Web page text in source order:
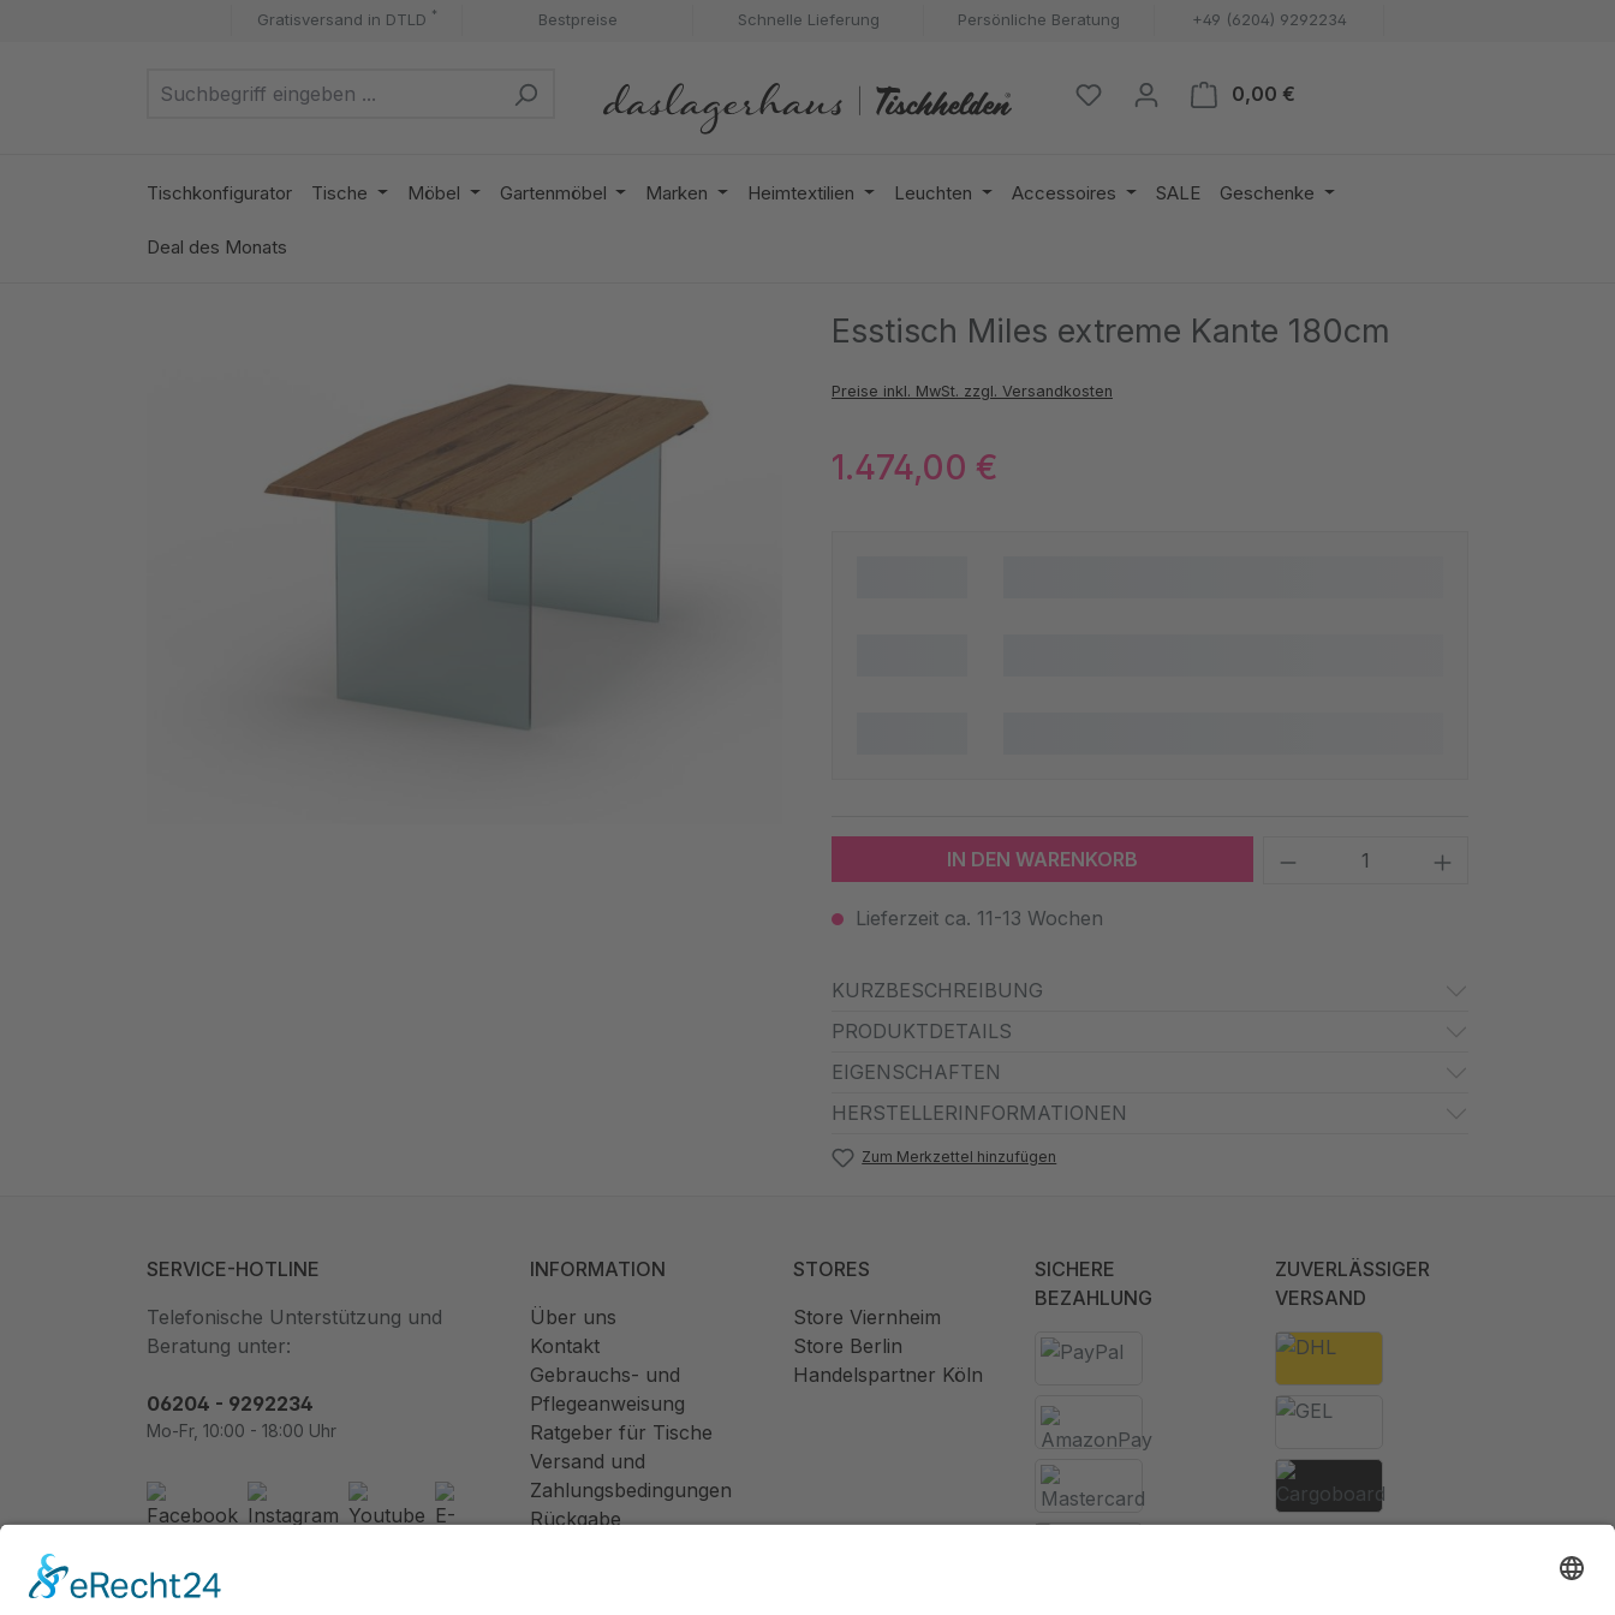
Zur Hauptnavigation springenGratisversand in DTLD * Bestpreise Schnelle Lieferung Persönliche Beratung +49 (6204) 9292234
0,00 €
Tischkonfigurator Tische Möbel Gartenmöbel Marken Heimtextilien Leuchten Accessoires SALE Geschenke
Deal des Monats
Esstisch Miles extreme Kante 180cm
Preise inkl. MwSt. zzgl. Versandkosten
1.474,00 €
IN DEN WARENKORB Produkt Anzahl: Gib
Lieferzeit ca. 11-13 Wochen
KURZBESCHREIBUNG
PRODUKTDETAILS
EIGENSCHAFTEN
HERSTELLERINFORMATIONEN
Zum Merkzettel hinzufügen
SERVICE-HOTLINE
Telefonische Unterstützung und
Beratung unter:
06204 - 9292234
Mo-Fr, 10:00 - 18:00 Uhr
Newsletter abonnieren
INFORMATION
Über uns
Kontakt
Gebrauchs- und
Pflegeanweisung
Ratgeber für Tische
Versand und
Zahlungsbedingungen
Rückgabe
STORES
Store Viernheim
Store Berlin
Handelspartner Köln
SICHERE
BEZAHLUNG
ZUVERLÄSSIGER
VERSAND